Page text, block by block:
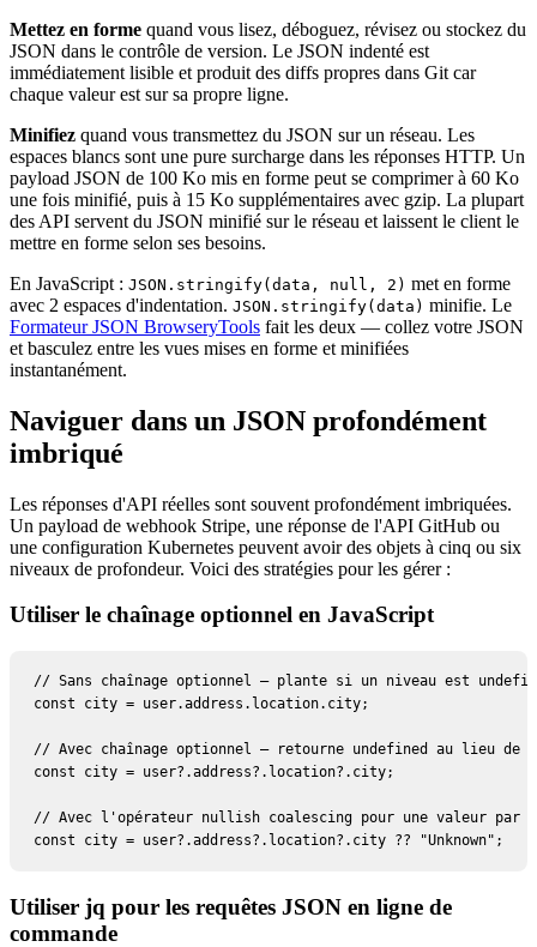
Mettez en forme quand vous lisez, déboguez, révisez ou stockez du
JSON dans le contrôle de version. Le JSON indenté est
immédiatement lisible et produit des diffs propres dans Git car
chaque valeur est sur sa propre ligne.
Minifiez quand vous transmettez du JSON sur un réseau. Les
espaces blancs sont une pure surcharge dans les réponses HTTP. Un
payload JSON de 100 Ko mis en forme peut se comprimer à 60 Ko
une fois minifié, puis à 15 Ko supplémentaires avec gzip. La plupart
des API servent du JSON minifié sur le réseau et laissent le client le
mettre en forme selon ses besoins.
En JavaScript : JSON.stringify(data, null, 2) met en forme
avec 2 espaces d'indentation. JSON.stringify(data) minifie. Le
Formateur JSON BrowseryTools fait les deux — collez votre JSON
et basculez entre les vues mises en forme et minifiées
instantanément.
Naviguer dans un JSON profondément
imbriqué
Les réponses d'API réelles sont souvent profondément imbriquées.
Un payload de webhook Stripe, une réponse de l'API GitHub ou
une configuration Kubernetes peuvent avoir des objets à cinq ou six
niveaux de profondeur. Voici des stratégies pour les gérer :
Utiliser le chaînage optionnel en JavaScript
// Sans chaînage optionnel — plante si un niveau est
const city = user.address.location.city;
// Avec chaînage optionnel — retourne undefined au lieu de
const city = user?.address?.location?.city;
// Avec l'opérateur nullish coalescing pour une valeur par
const city = user?.address?.location?.city ?? "Unknown";
Utiliser jq pour les requêtes JSON en ligne de
commande